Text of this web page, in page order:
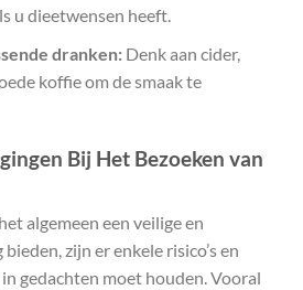
u dieetwensen heeft.
dranken:Denk aan cider,
koffie om de smaak te
Bij Het Bezoeken van
algemeen een veilige en
zijn er enkele risico’s en
gedachten moet houden. Vooral